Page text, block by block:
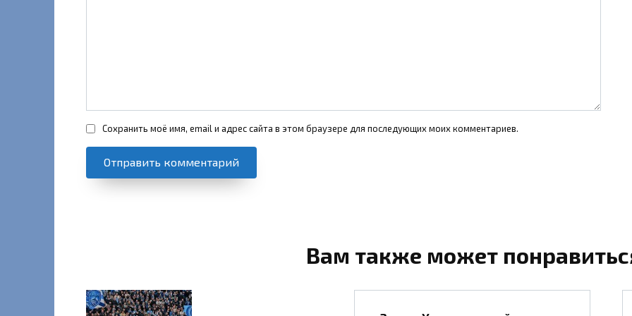
Сохранить моё имя, email и адрес сайта в этом браузере для последующих моих комментариев.
Вам также может